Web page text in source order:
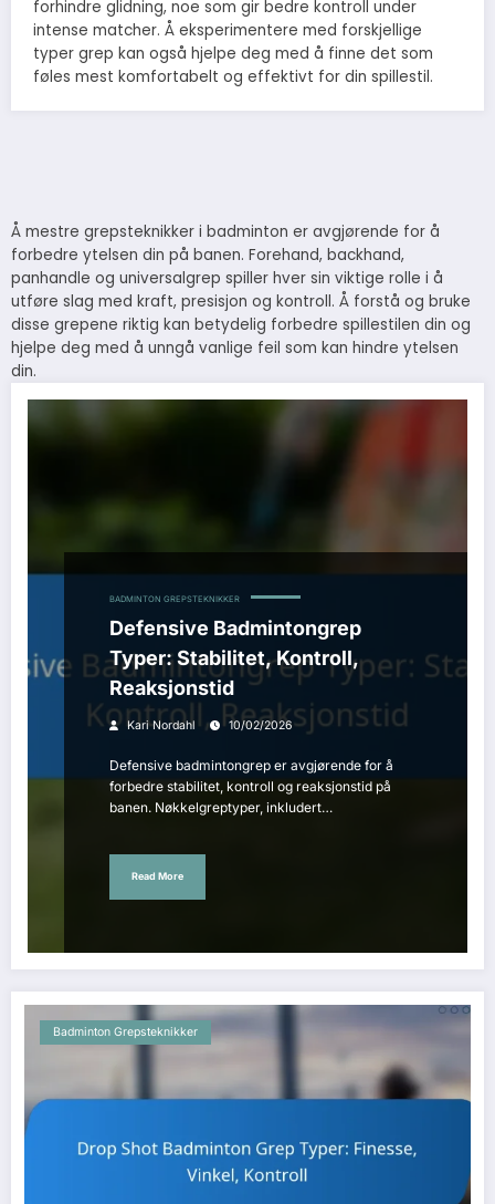
forhindre glidning, noe som gir bedre kontroll under
intense matcher. Å eksperimentere med forskjellige
typer grep kan også hjelpe deg med å finne det som
føles mest komfortabelt og effektivt for din spillestil.
Å mestre grepsteknikker i badminton er avgjørende for å
forbedre ytelsen din på banen. Forehand, backhand,
panhandle og universalgrep spiller hver sin viktige rolle i å
utføre slag med kraft, presisjon og kontroll. Å forstå og bruke
disse grepene riktig kan betydelig forbedre spillestilen din og
hjelpe deg med å unngå vanlige feil som kan hindre ytelsen
din.
BADMINTON GREPSTEKNIKKER
Defensive Badmintongrep
Typer: Stabilitet, Kontroll,
Reaksjonstid
Kari Nordahl 10/02/2026
Defensive badmintongrep er avgjørende for å
forbedre stabilitet, kontroll og reaksjonstid på
banen. Nøkkelgreptyper, inkludert…
Read More
Badminton Grepsteknikker